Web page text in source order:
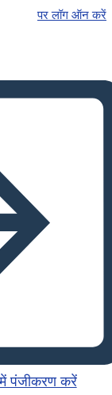
पर लॉग ऑन करें
पंजीकरण करें